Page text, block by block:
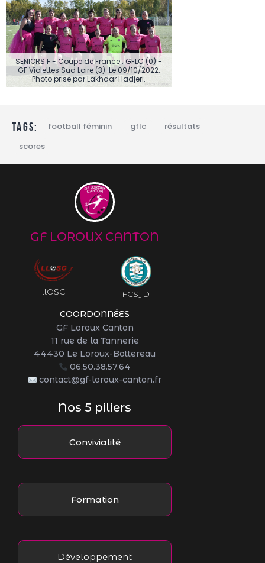
SENIORS F - Coupe de France : GFLC (0) -
GF Violettes Sud Loire (3). Le 09/10/2022.
Photo prise par Lakhdar Hadjeri.
Tags: football féminin gflc
résultats
scores
FCSJD
llOSC
GF LOROUX CANTON
COORDONNÉES
GF Loroux Canton
11 rue de la Tannerie
44430 Le Loroux-Bottereau
06.50.38.57.64
contact@gf-loroux-canton.fr
Nos 5 piliers
Convivialité
Formation
Développement